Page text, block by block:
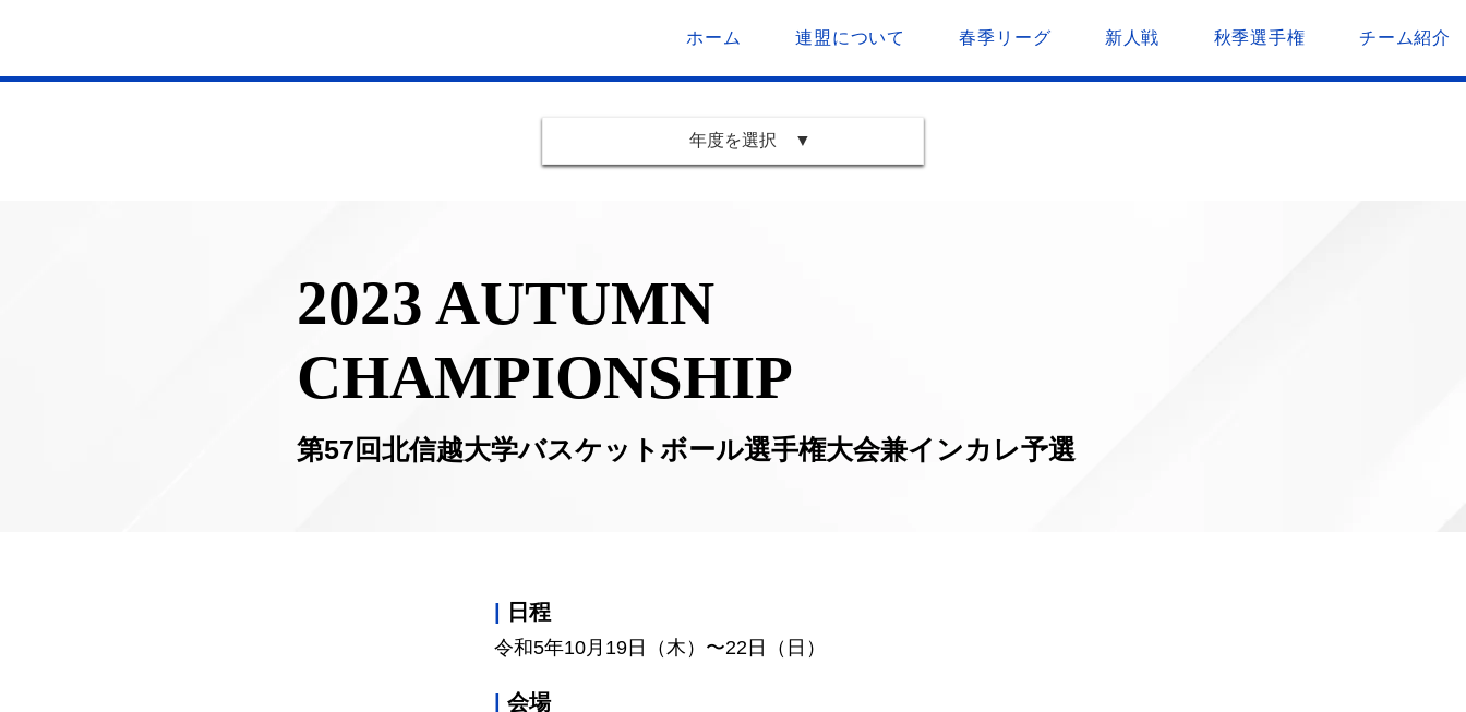
ホーム 連盟について 春季リーグ 新人戦 秋季選手権 チーム紹介
年度を選択 ▼
2023 AUTUMN
CHAMPIONSHIP
第57回北信越大学バスケットボール選手権大会兼インカレ予選
日程
令和5年10月19日（木）〜22日（日）
会場